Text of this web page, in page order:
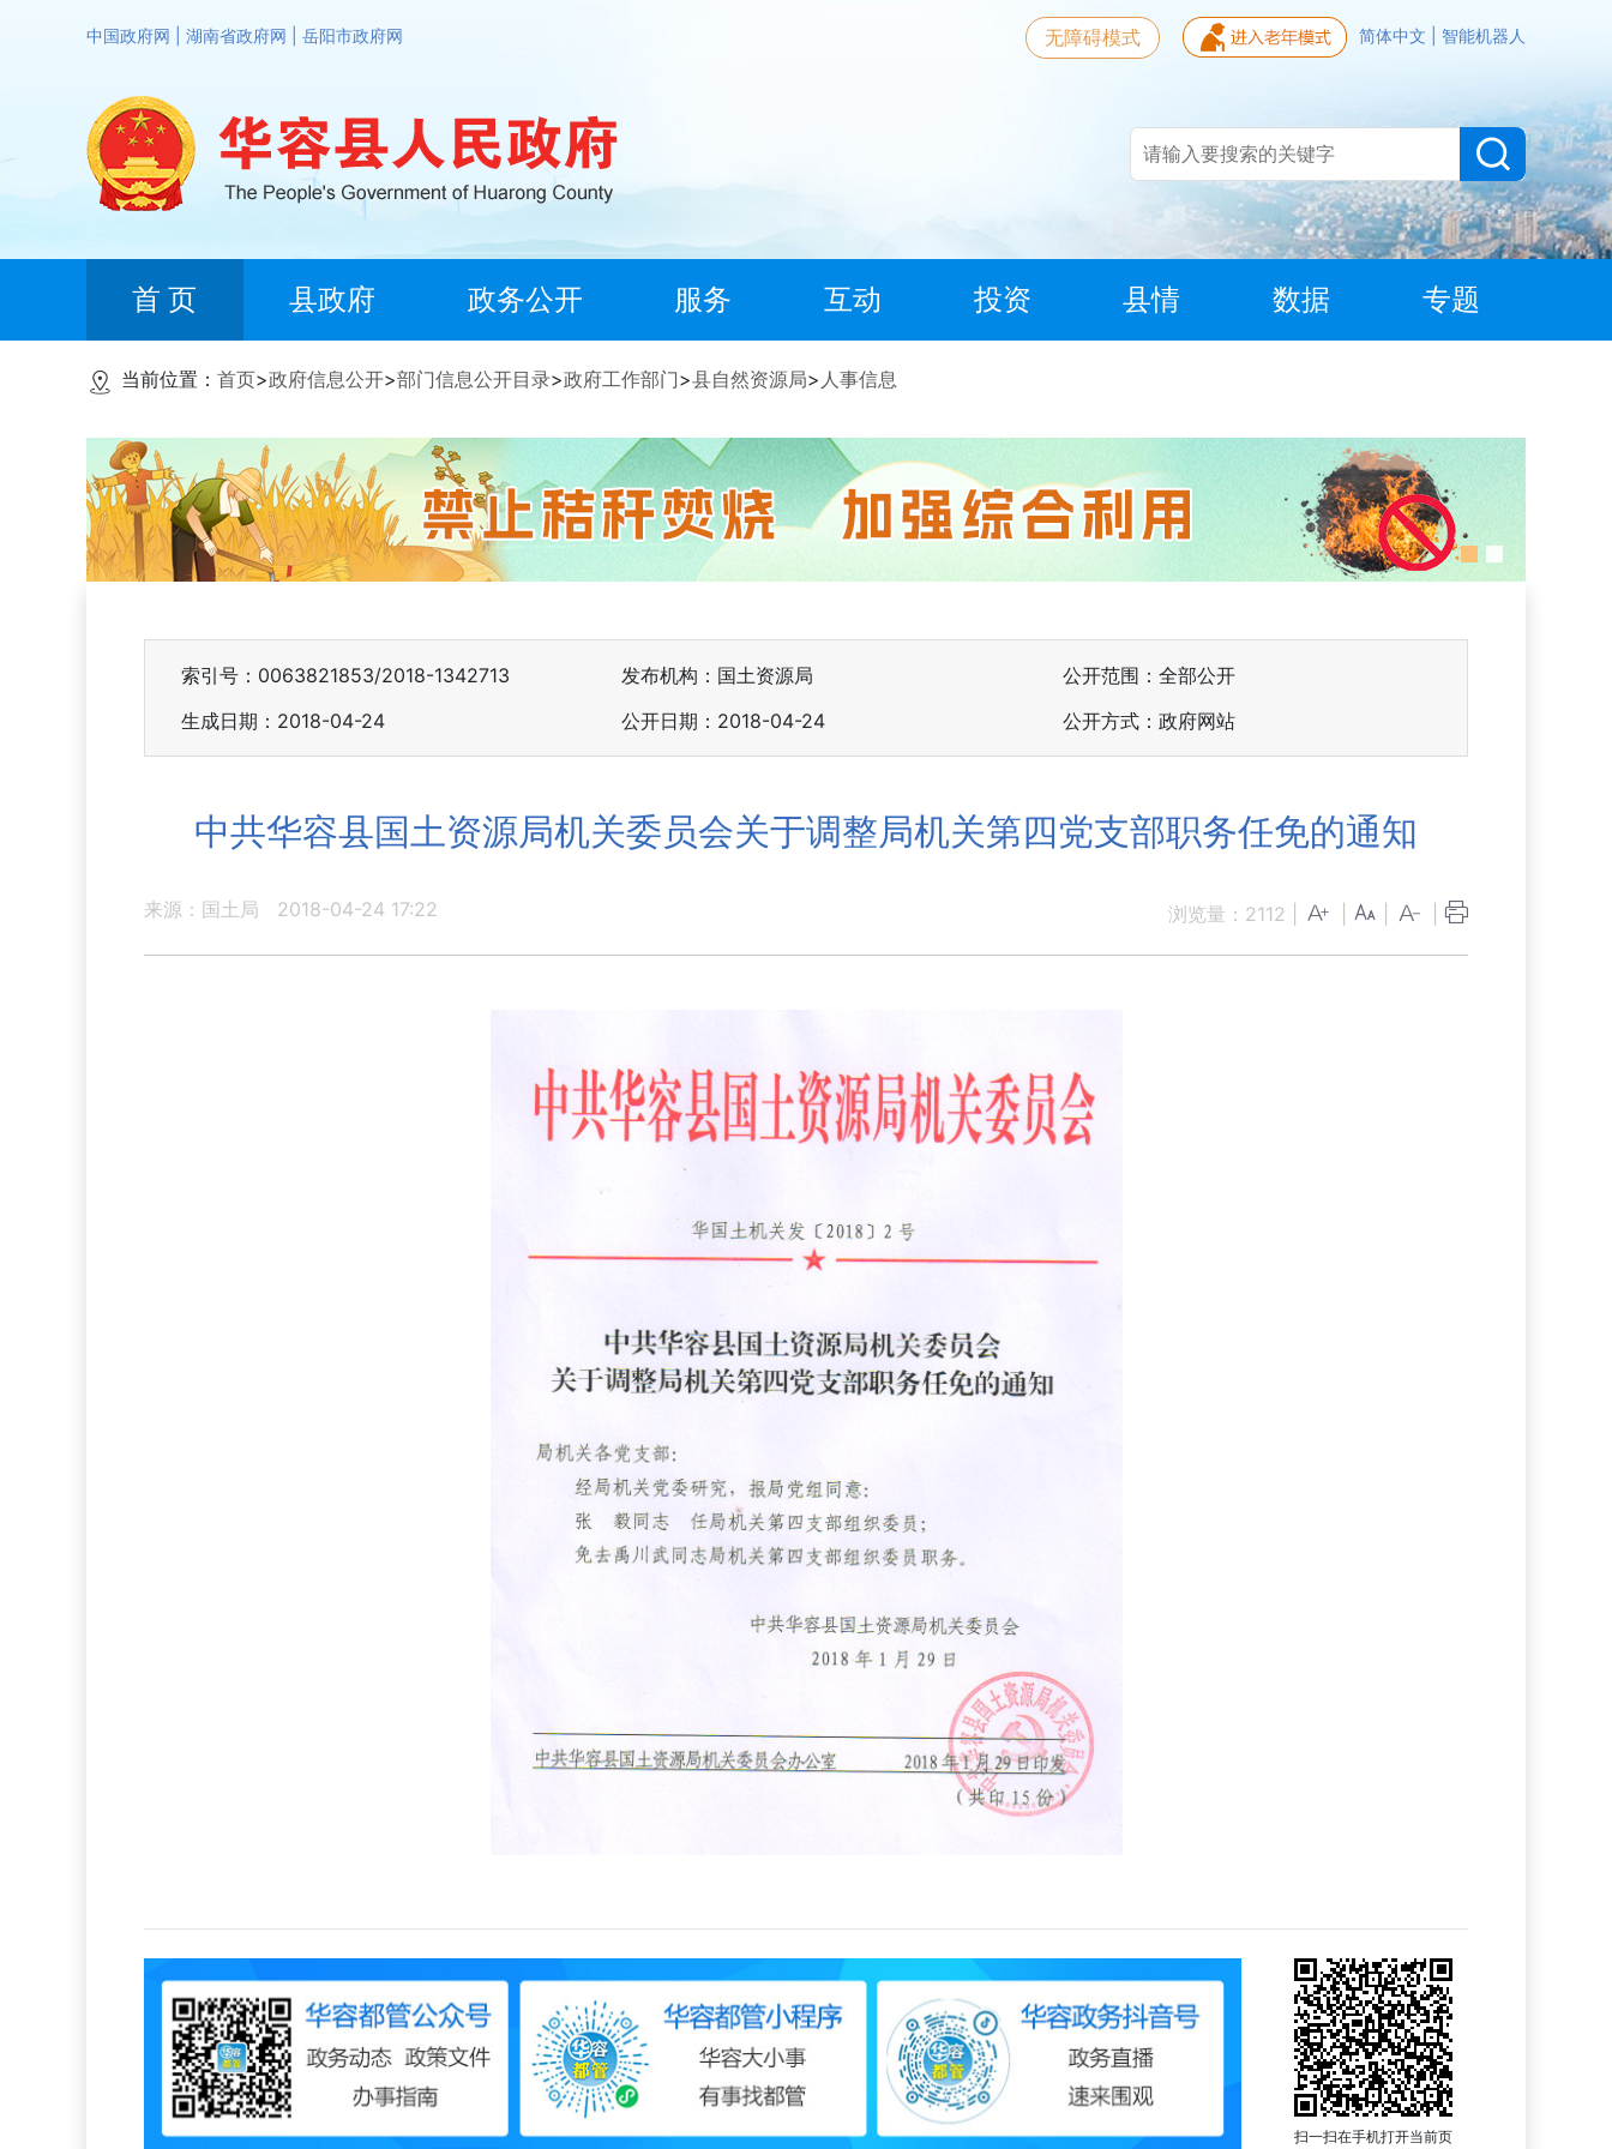
中国政府网 湖南省政府网 岳阳市政府网 简体中文 智能机器人
无障碍模式
首 页 县政府 政务公开 服务 互动 投资 县情 数据 专题
当前位置： 首页>政府信息公开>部门信息公开目录>政府工作部门>县自然资源局> 人事信息
索引号：0063821853/2018-1342713 发布机构：国土资源局
公开范围：全部公开
生成日期：2018-04-24
公开日期：2018-04-24 公开方式：政府网站
中共华容县国土资源局机关委员会关于调整局机关第四党支部职务任免的通知
来源：国土局 2018-04-24 17:22 浏览量： 2112
扫一扫在手机打开当前页